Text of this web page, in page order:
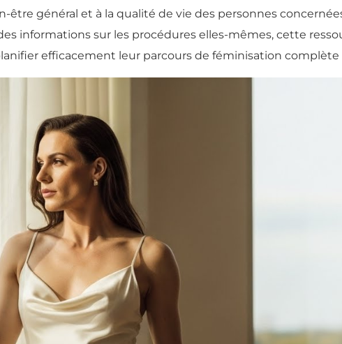
général et à la qualité de vie des personnes
informations sur les procédures elles-mêmes, cette
efficacement leur parcours de féminisation complète